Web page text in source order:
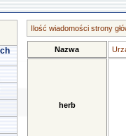
Ilość wiadomości strony
Nazwa
herb